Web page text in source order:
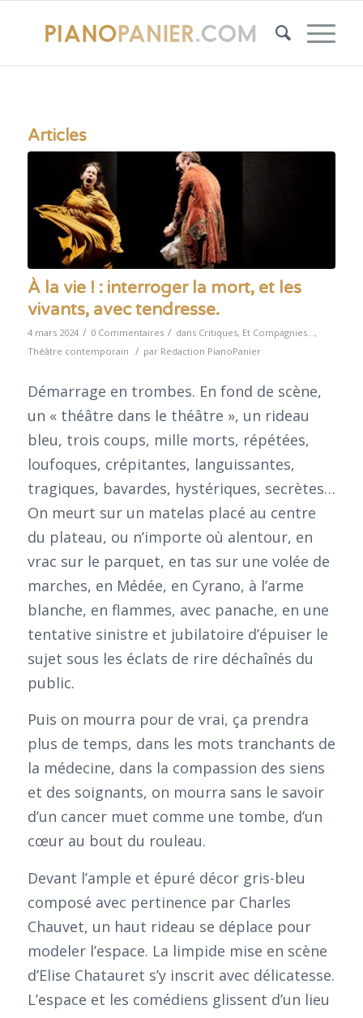
Articles
À la vie ! : interroger la mort, et les
vivants, avec tendresse.
4 mars 2024 / 0 Commentaires / dans Critiques, Et Compagnies... ,
Théâtre contemporain / par Redaction PianoPanier
Démarrage en trombes. En fond de scène,
un « théâtre dans le théâtre », un rideau
bleu, trois coups, mille morts, répétées,
loufoques, crépitantes, languissantes,
tragiques, bavardes, hystériques, secrètes…
On meurt sur un matelas placé au centre
du plateau, ou n’importe où alentour, en
vrac sur le parquet, en tas sur une volée de
marches, en Médée, en Cyrano, à l’arme
blanche, en flammes, avec panache, en une
tentative sinistre et jubilatoire d’épuiser le
sujet sous les éclats de rire déchaînés du
public.
Puis on mourra pour de vrai, ça prendra
plus de temps, dans les mots tranchants de
la médecine, dans la compassion des siens
et des soignants, on mourra sans le savoir
d’un cancer muet comme une tombe, d’un
cœur au bout du rouleau.
Devant l’ample et épuré décor gris-bleu
composé avec pertinence par Charles
Chauvet, un haut rideau se déplace pour
modeler l’espace. La limpide mise en scène
d’Elise Chatauret s’y inscrit avec délicatesse.
L’espace et les comédiens glissent d’un lieu